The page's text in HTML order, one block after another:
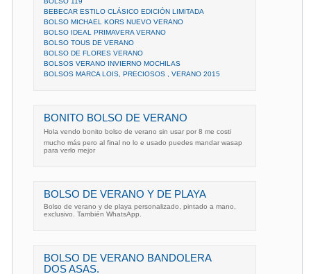
BEBECAR ESTILO CLÁSICO EDICIÓN LIMITADA
BOLSO MICHAEL KORS NUEVO VERANO
BOLSO IDEAL PRIMAVERA VERANO
BOLSO TOUS DE VERANO
BOLSO DE FLORES VERANO
BOLSOS VERANO INVIERNO MOCHILAS
BOLSOS MARCA LOIS, PRECIOSOS , VERANO 2015
BONITO BOLSO DE VERANO
Hola vendo bonito bolso de verano sin usar por 8 me costi
mucho más pero al final no lo e usado puedes mandar wasap
para verlo mejor
BOLSO DE VERANO Y DE PLAYA
Bolso de verano y de playa personalizado, pintado a mano,
exclusivo. También WhatsApp.
BOLSO DE VERANO BANDOLERA
DOS ASAS.